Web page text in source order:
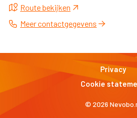
Route bekijken
Meer contactgegevens
© 2026
Privacy
Cookie